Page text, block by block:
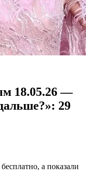
18.05.26 —
: 29
а показали